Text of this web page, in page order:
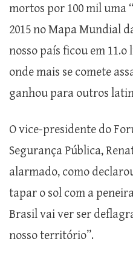
mortos por 100 mil uma
2015 no Mapa Mundial
nosso país ficou em
onde mais se comete
ganhou para outros
O vice-presidente do
Segurança Pública,
alarmado, como
tapar o sol com a
Brasil vai ver ser
nosso território”.